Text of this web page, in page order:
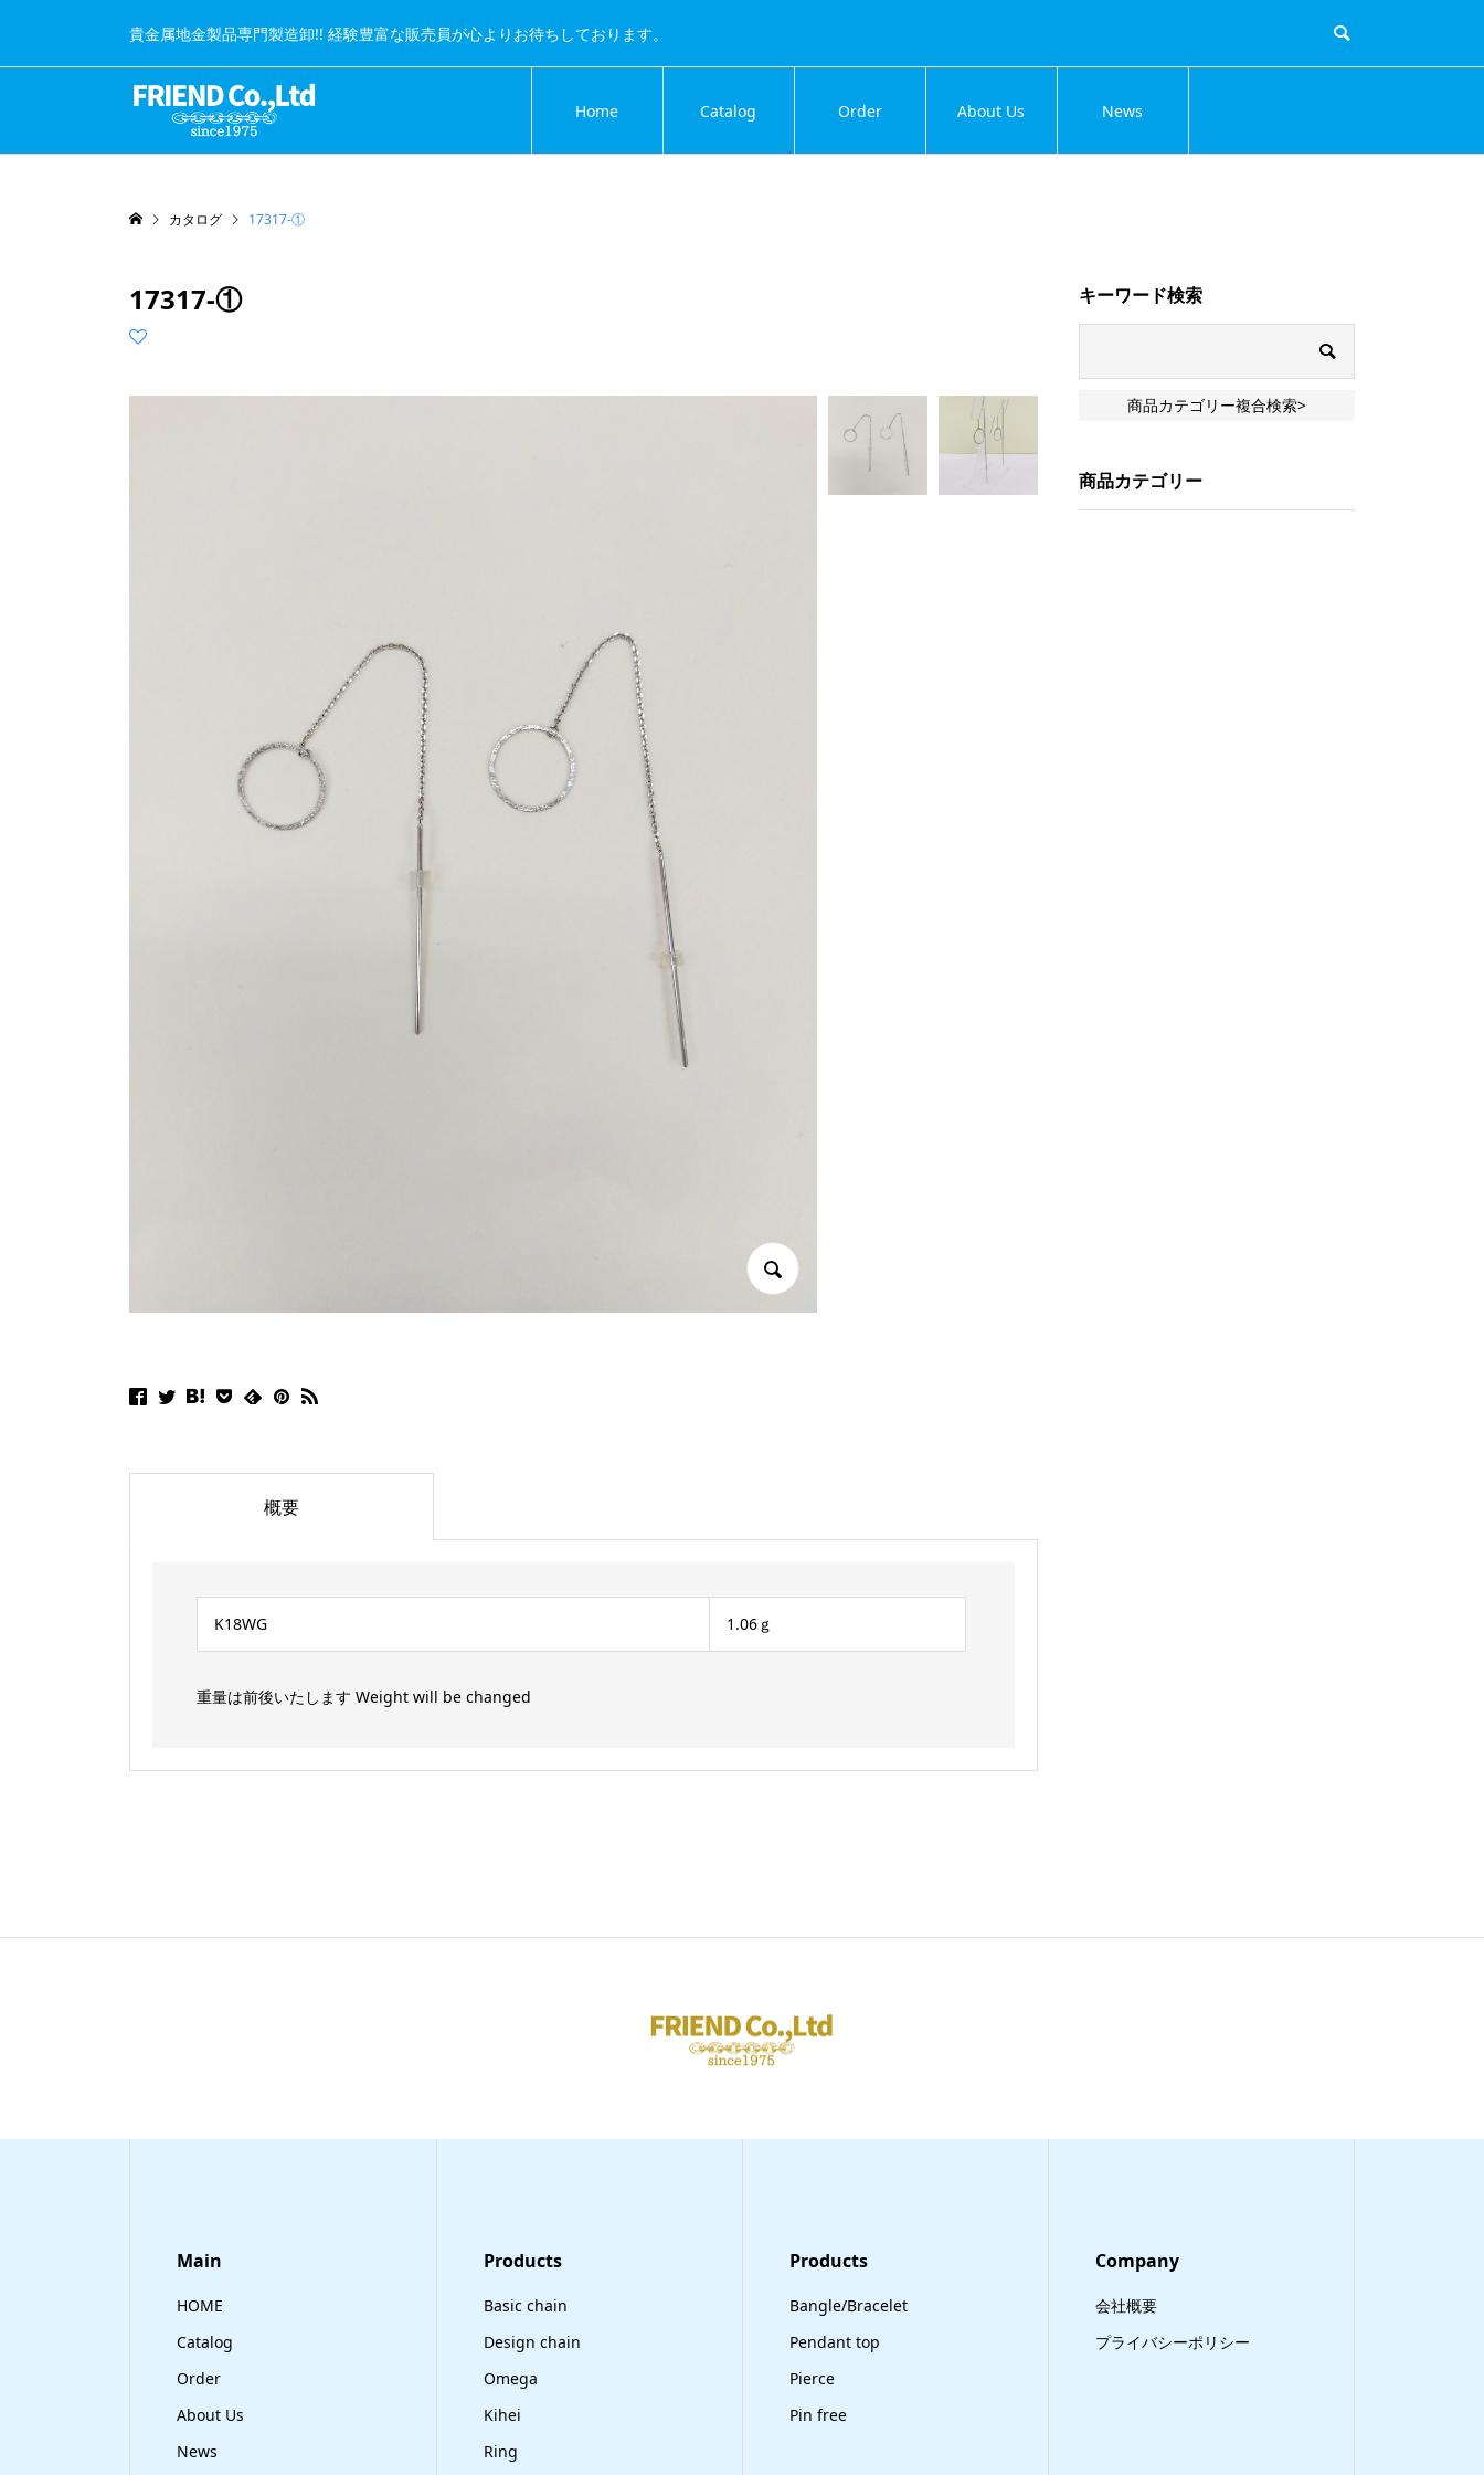
貴金属地金製品専門製造卸!! 経験豊富な販売員が心よりお待ちしております。
Home Catalog Order About Us News
カタログ 17317-①
17317-①
概要
K18WG 1.06ｇ
重量は前後いたします Weight will be changed
キーワード検索
商品カテゴリー複合検索>
商品カテゴリー
Main
HOME
Catalog
Order
About Us
News
​Products
Basic chain
Design chain
Omega
Kihei
Ring
​Products
Bangle/Bracelet
Pendant top
Pierce
Pin free
Company
会社概要
プライバシーポリシー